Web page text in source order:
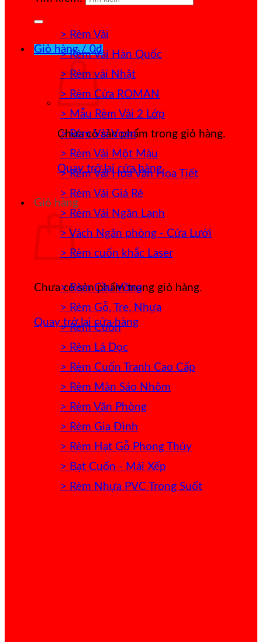
Giỏ hàng /0₫
Chưa có sản phẩm trong giỏ hàng.
Quay trở lại cửa hàng
Giỏ hàng
Chưa có sản phẩm trong giỏ hàng.
Quay trở lại cửa hàng
> Rèm Vải
> Rèm Vải Hàn Quốc
> Rèm vải Nhật
> Rèm Cửa ROMAN
> Mẫu Rèm Vải 2 Lớp
> Rèm Vải Voan
> Rèm Vải Một Màu
> Rèm Vải Hoa Văn Họa Tiết
> Rèm Vải Giá Rẻ
> Rèm Vải Ngăn Lạnh
> Vách Ngăn phòng - Cửa Lưới
> Rèm cuốn khắc Laser
> Rèm Cầu Vồng
> Rèm Gỗ, Tre, Nhựa
> Rèm Cuốn
> Rèm Lá Dọc
> Rèm Cuốn Tranh Cao Cấp
> Rèm Màn Sáo Nhôm
> Rèm Văn Phòng
> Rèm Gia Đình
> Rèm Hạt Gỗ Phong Thủy
> Bạt Cuốn - Mái Xếp
> Rèm Nhựa PVC Trong Suốt